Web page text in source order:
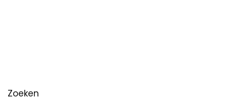
Zoeken